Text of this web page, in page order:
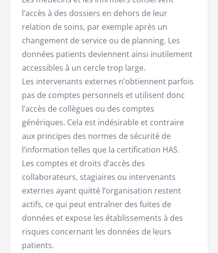
l’accès à des dossiers en dehors de leur
relation de soins, par exemple après un
changement de service ou de planning. Les
données patients deviennent ainsi inutilement
accessibles à un cercle trop large.
Les intervenants externes n’obtiennent parfois
pas de comptes personnels et utilisent donc
l’accès de collègues ou des comptes
génériques. Cela est indésirable et contraire
aux principes des normes de sécurité de
l’information telles que la certification HAS.
Les comptes et droits d’accès des
collaborateurs, stagiaires ou intervenants
externes ayant quitté l’organisation restent
actifs, ce qui peut entraîner des fuites de
données et expose les établissements à des
risques concernant les données de leurs
patients.